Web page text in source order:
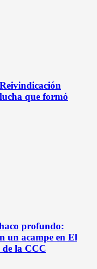
que formó
profundo:
un acampe en El
la CCC